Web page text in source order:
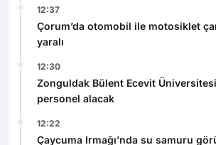
12:37
Çorum’da otomobil ile motosiklet
yaralı
12:30
Zonguldak Bülent Ecevit
personel alacak
12:22
Çaycuma Irmağı’nda su samuru